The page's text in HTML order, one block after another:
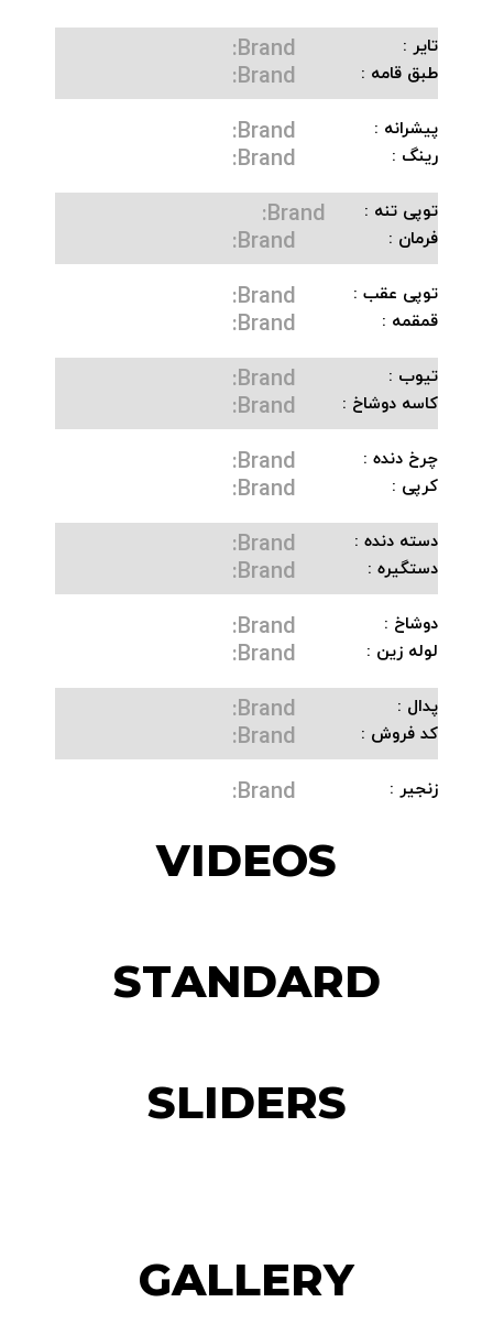
تایر : Brand:
طبق قامه : Brand:
پیشرانه : Brand:
رینگ : Brand:
توپی تنه : Brand:
فرمان : Brand:
توپی عقب : Brand:
قمقمه : Brand:
تیوب : Brand:
کاسه دوشاخ : Brand:
چرخ دنده : Brand:
کرپی : Brand:
دسته دنده : Brand:
دستگیره : Brand:
دوشاخ : Brand:
لوله زین : Brand:
پدال : Brand:
کد فروش : Brand:
زنجیر : Brand:
VIDEOS
STANDARD
SLIDERS
GALLERY